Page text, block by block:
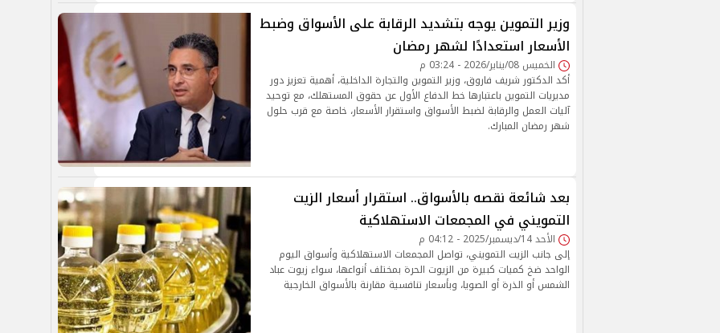
وزير التموين يوجه بتشديد الرقابة على الأسواق وضبط
الأسعار استعدادًا لشهر رمضان
الخميس 08/يناير/2026 - 03:24 م
أكد الدكتور شريف فاروق، وزير التموين والتجارة الداخلية، أهمية تعزيز دور
مديريات التموين باعتبارها خط الدفاع الأول عن حقوق المستهلك، مع توحيد
آليات العمل والرقابة لضبط الأسواق واستقرار الأسعار، خاصة مع قرب حلول
شهر رمضان المبارك.
بعد شائعة نقصه بالأسواق.. استقرار أسعار الزيت
التمويني في المجمعات الاستهلاكية
الأحد 14/ديسمبر/2025 - 04:12 م
إلى جانب الزيت التمويني، تواصل المجمعات الاستهلاكية وأسواق اليوم
الواحد ضخ كميات كبيرة من الزيوت الحرة بمختلف أنواعها، سواء زيوت عباد
الشمس أو الذرة أو الصويا، وبأسعار تنافسية مقارنة بالأسواق الخارجية